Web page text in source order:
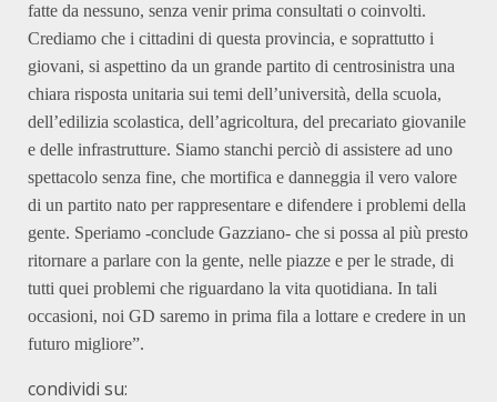
fatte da nessuno, senza venir prima consultati o coinvolti.
Crediamo che i cittadini di questa provincia, e soprattutto i
giovani, si aspettino da un grande partito di centrosinistra una
chiara risposta unitaria sui temi dell’università, della scuola,
dell’edilizia scolastica, dell’agricoltura, del precariato giovanile
e delle infrastrutture. Siamo stanchi perciò di assistere ad uno
spettacolo senza fine, che mortifica e danneggia il vero valore
di un partito nato per rappresentare e difendere i problemi della
gente. Speriamo -conclude Gazziano- che si possa al più presto
ritornare a parlare con la gente, nelle piazze e per le strade, di
tutti quei problemi che riguardano la vita quotidiana. In tali
occasioni, noi GD saremo in prima fila a lottare e credere in un
futuro migliore”.
condividi su: